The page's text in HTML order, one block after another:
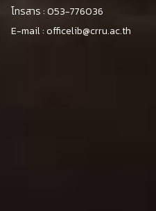
โทรสาร : 053-776036
E-mail :officelib@crru.ac.th